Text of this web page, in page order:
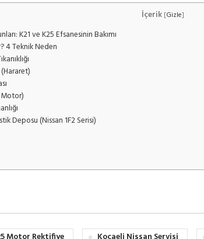
İçerik [Gizle]
K21 ve K25 Efsanesinin Bakımı
4 Teknik Neden
Deposu (Nissan 1F2 Serisi)